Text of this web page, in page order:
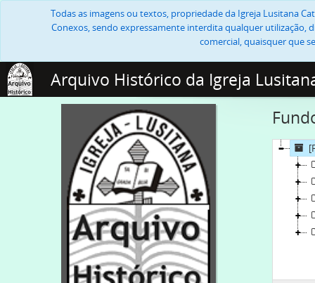
Todas as imagens ou textos, propriedade da Igreja Lusitana
Conexos, sendo expressamente interdita qualquer utilização,
comercial, quaisquer que
Arquivo Histórico da Igreja